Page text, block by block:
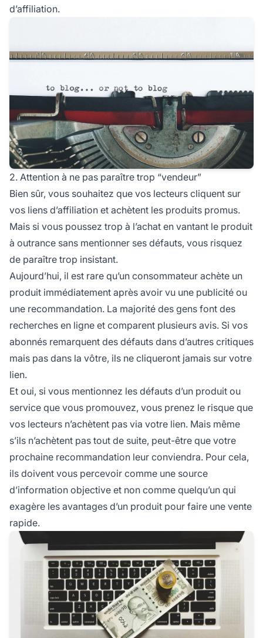
d’affiliation.
2. Attention à ne pas paraître trop “vendeur”
Bien sûr, vous souhaitez que vos lecteurs cliquent sur
vos liens d’affiliation et achètent les produits promus.
Mais si vous poussez trop à l’achat en vantant le produit
à outrance sans mentionner ses défauts, vous risquez
de paraître trop insistant.
Aujourd’hui, il est rare qu’un consommateur achète un
produit immédiatement après avoir vu une publicité ou
une recommandation. La majorité des gens font des
recherches en ligne et comparent plusieurs avis. Si vos
abonnés remarquent des défauts dans d’autres critiques
mais pas dans la vôtre, ils ne cliqueront jamais sur votre
lien.
Et oui, si vous mentionnez les défauts d’un produit ou
service que vous promouvez, vous prenez le risque que
vos lecteurs n’achètent pas via votre lien. Mais même
s’ils n’achètent pas tout de suite, peut-être que votre
prochaine recommandation leur conviendra. Pour cela,
ils doivent vous percevoir comme une source
d’information objective et non comme quelqu’un qui
exagère les avantages d’un produit pour faire une vente
rapide.